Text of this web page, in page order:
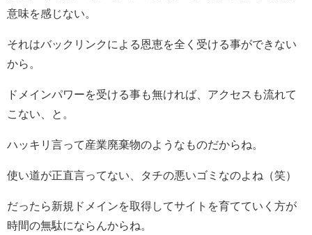
意味を感じない。
それはバックリンクによる恩恵を全く受ける事ができない
から。
ドメインパワーを受ける事も無ければ、アクセスも流れて
こない、と。
ハッキリ言って産業廃棄物のようなものだからね。
使い道が正直言ってない、タチの悪いゴミなのよね（笑）
だったら新規ドメインを取得してサイトを育てていく方が
時間の無駄にならんからね。